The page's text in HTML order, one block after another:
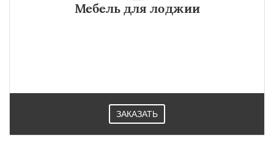
Мебель для лоджии
ЗАКАЗАТЬ